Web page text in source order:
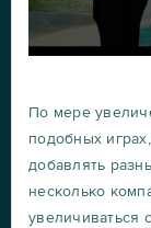
По мере
подобных
добавлять
несколько
увеличиваться